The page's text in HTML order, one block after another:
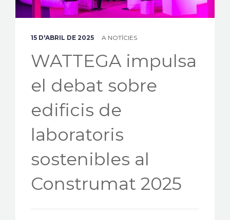
15 D'ABRIL DE 2025 A NOTÍCIES
WATTEGA impulsa
el debat sobre
edificis de
laboratoris
sostenibles al
Construmat 2025